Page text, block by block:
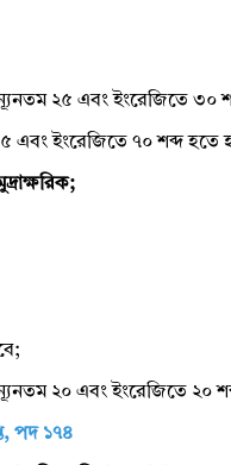
ন্যূনতম ২৫ এবং ইংরেজিতে ৩০
এবং ইংরেজিতে ৭০ শব্দ হতে
ন্যূনতম ২০ এবং ইংরেজিতে ২০
পদ ১৭৪